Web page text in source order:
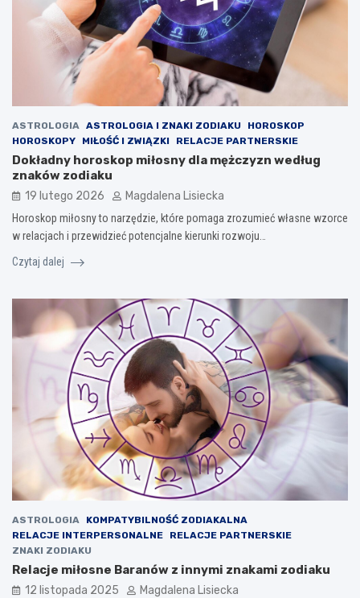
ASTROLOGIA ASTROLOGIA I ZNAKI ZODIAKU
HOROSKOP
HOROSKOPY
MIŁOŚĆ I ZWIĄZKI RELACJE PARTNERSKIE
Dokładny horoskop miłosny dla mężczyzn według
znaków zodiaku
19 lutego 2026 Magdalena Lisiecka
Horoskop miłosny to narzędzie, które pomaga zrozumieć własne wzorce
w relacjach i przewidzieć potencjalne kierunki rozwoju…
Czytaj dalej
ASTROLOGIA
KOMPATYBILNOŚĆ ZODIAKALNA
RELACJE INTERPERSONALNE
RELACJE PARTNERSKIE
ZNAKI ZODIAKU
Relacje miłosne Baranów z innymi znakami zodiaku
12 listopada 2025 Magdalena Lisiecka